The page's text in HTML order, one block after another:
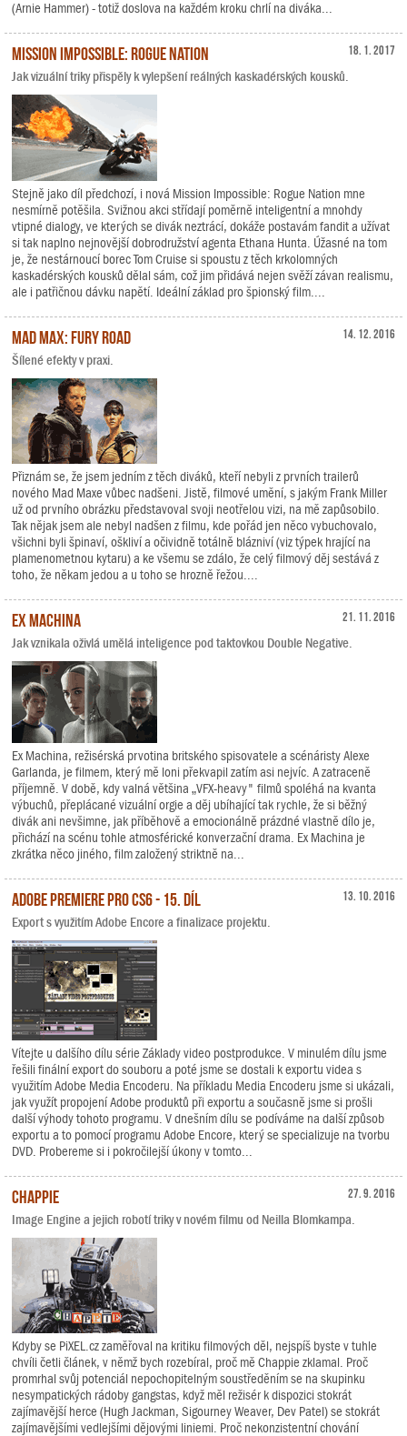
(Arnie Hammer) - totiž doslova na každém kroku chrlí na diváka...
18. 1. 2017
Mission Impossible: Rogue Nation
Jak vizuální triky přispěly k vylepšení reálných kaskadérských kousků.
Stejně jako díl předchozí, i nová Mission Impossible: Rogue Nation mne
nesmírně potěšila. Svižnou akci střídají poměrně inteligentní a mnohdy
vtipné dialogy, ve kterých se divák neztrácí, dokáže postavám fandit a užívat
si tak naplno nejnovější dobrodružství agenta Ethana Hunta. Úžasné na tom
je, že nestárnoucí borec Tom Cruise si spoustu z těch krkolomných
kaskadérských kousků dělal sám, což jim přidává nejen svěží závan realismu,
ale i patřičnou dávku napětí. Ideální základ pro špionský film....
14. 12. 2016
Mad Max: Fury Road
Šílené efekty v praxi.
Přiznám se, že jsem jedním z těch diváků, kteří nebyli z prvních trailerů
nového Mad Maxe vůbec nadšeni. Jistě, filmové umění, s jakým Frank Miller
už od prvního obrázku představoval svoji neotřelou vizi, na mě zapůsobilo.
Tak nějak jsem ale nebyl nadšen z filmu, kde pořád jen něco vybuchovalo,
všichni byli špinaví, oškliví a očividně totálně blázniví (viz týpek hrající na
plamenometnou kytaru) a ke všemu se zdálo, že celý filmový děj sestává z
toho, že někam jedou a u toho se hrozně řežou....
21. 11. 2016
Ex Machina
Jak vznikala oživlá umělá inteligence pod taktovkou Double Negative.
Ex Machina, režisérská prvotina britského spisovatele a scénáristy Alexe
Garlanda, je filmem, který mě loni překvapil zatím asi nejvíc. A zatraceně
příjemně. V době, kdy valná většina „VFX-heavy" filmů spoléhá na kvanta
výbuchů, přeplácané vizuální orgie a děj ubíhající tak rychle, že si běžný
divák ani nevšimne, jak příběhově a emocionálně prázdné vlastně dílo je,
přichází na scénu tohle atmosférické konverzační drama. Ex Machina je
zkrátka něco jiného, film založený striktně na...
13. 10. 2016
Adobe Premiere Pro CS6 - 15. díl
Export s využitím Adobe Encore a finalizace projektu.
Vítejte u dalšího dílu série Základy video postprodukce. V minulém dílu jsme
řešili finální export do souboru a poté jsme se dostali k exportu videa s
využitím Adobe Media Encoderu. Na příkladu Media Encoderu jsme si ukázali,
jak využít propojení Adobe produktů při exportu a současně jsme si prošli
další výhody tohoto programu. V dnešním dílu se podíváme na další způsob
exportu a to pomocí programu Adobe Encore, který se specializuje na tvorbu
DVD. Probereme si i pokročilejší úkony v tomto...
27. 9. 2016
Chappie
Image Engine a jejich robotí triky v novém filmu od Neilla Blomkampa.
Kdyby se PiXEL.cz zaměřoval na kritiku filmových děl, nejspíš byste v tuhle
chvíli četli článek, v němž bych rozebíral, proč mě Chappie zklamal. Proč
promrhal svůj potenciál nepochopitelným soustředěním se na skupinku
nesympatických rádoby gangstas, když měl režisér k dispozici stokrát
zajímavější herce (Hugh Jackman, Sigourney Weaver, Dev Patel) se stokrát
zajímavějšími vedlejšími dějovými liniemi. Proč nekonzistentní chování